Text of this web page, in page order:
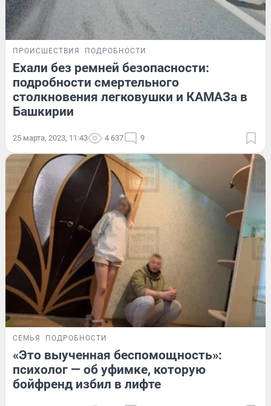
ПРОИСШЕСТВИЯ ПОДРОБНОСТИ
Ехали без ремней безопасности:
подробности смертельного
столкновения легковушки и КАМАЗа в
Башкирии
25 марта, 2023, 11:43 4 637 9
СЕМЬЯ ПОДРОБНОСТИ
«Это выученная беспомощность»:
психолог — об уфимке, которую
бойфренд избил в лифте